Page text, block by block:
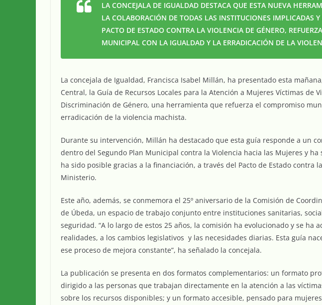
LA CONCEJALA DE IGUALDAD DESTACA QUE ESTA NUEVA
LA COLABORACIÓN DE TODAS LAS INSTITUCIONES IMPLICADAS
PACTO DE ESTADO CONTRA LA VIOLENCIA DE GÉNERO,
MUNICIPAL CON LA IGUALDAD Y LA ERRADICACIÓN DE LA
La concejala de Igualdad, Francisca Isabel Millán, ha presentado esta
Central, la Guía de Recursos Locales para la Atención a Mujeres Víctimas de
Discriminación de Género, una herramienta que refuerza el compromiso
erradicación de la violencia machista.
Durante su intervención, Millán ha destacado que esta guía responde a un
dentro del Segundo Plan Municipal contra la Violencia hacia las Mujeres y
ha sido posible gracias a la financiación, a través del Pacto de Estado contra
Ministerio.
Este año, además, se conmemora el 25º aniversario de la Comisión de
de Úbeda, un espacio de trabajo conjunto entre instituciones sanitarias,
seguridad. “A lo largo de estos 25 años, la comisión ha evolucionado y se ha
realidades, a los cambios legislativos y las necesidades diarias. Esta guía
ese proceso de mejora constante”, ha señalado la concejala.
La publicación se presenta en dos formatos complementarios: un formato
dirigido a las personas que trabajan directamente en la atención a las
sobre los recursos disponibles; y un formato accesible, pensado para